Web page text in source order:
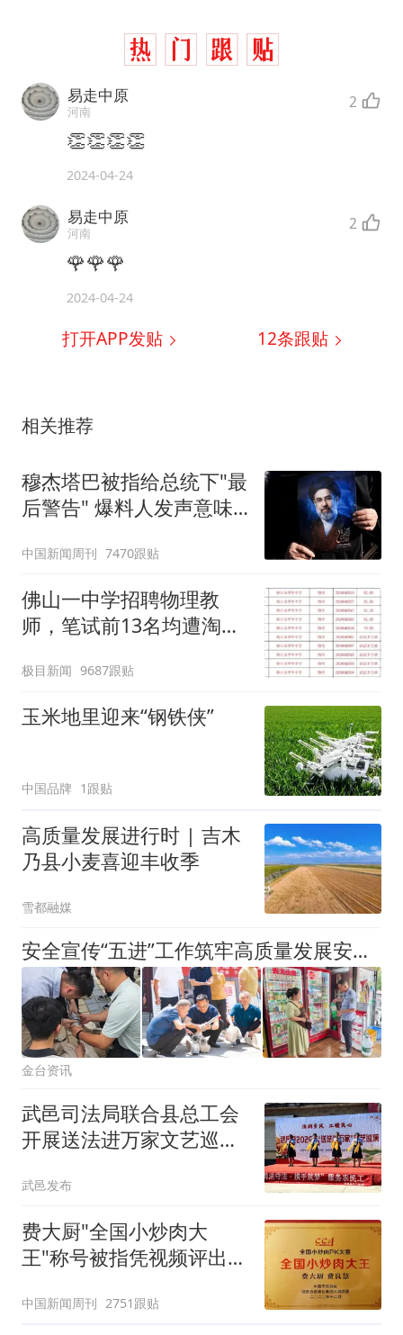
易走中原
河南 2
👏👏👏👏
2024-04-24
易走中原
河南 2
🌹🌹🌹
2024-04-24
打开APP发贴 12条跟贴
相关推荐
穆杰塔巴被指给总统下"最
后警告" 爆料人发声意味
中国新闻周刊 7470跟贴
佛山一中学招聘物理教
师，笔试前13名均遭淘
聘，成立调查组全面核查
极目新闻 9687跟贴
玉米地里迎来“钢铁侠”
中国品牌 1跟贴
高质量发展进行时 | 吉木
乃县小麦喜迎丰收季
雪都融媒
安全宣传“五进”工作筑牢高质量发展安全屏障
金台资讯
武邑司法局联合县总工会
开展送法进万家文艺巡演
武邑发布
费大厨"全国小炒肉大
王"称号被指凭视频评出
中国新闻周刊 2751跟贴